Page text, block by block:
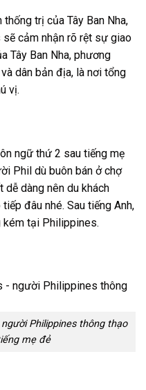
trị của Tây Ban Nha,
cảm nhận rõ rệt sự giao
Tây Ban Nha, phương
dân bản địa, là nơi tổng
vị.
ngữ thứ 2 sau tiếng mẹ
Phil dù buôn bán ở chợ
dễ dàng nên du khách
đâu nhé. Sau tiếng Anh,
kém tại Philippines.
Philippines thông thạo
mẹ đẻ